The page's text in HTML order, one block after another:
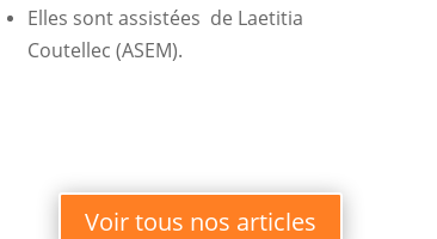
Elles sont assistées de Laetitia
Coutellec (ASEM).
Voir tous nos articles